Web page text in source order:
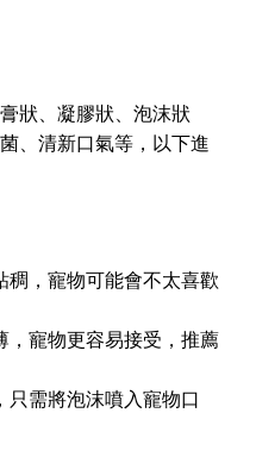
狀、凝膠狀、泡沫狀
、清新口氣等，以下進
稠，寵物可能會不太喜歡
，寵物更容易接受，推薦
只需將泡沫噴入寵物口